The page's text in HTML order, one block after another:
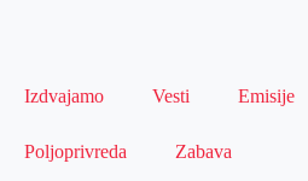
Izdvajamo Vesti Emisije
Poljoprivreda Zabava